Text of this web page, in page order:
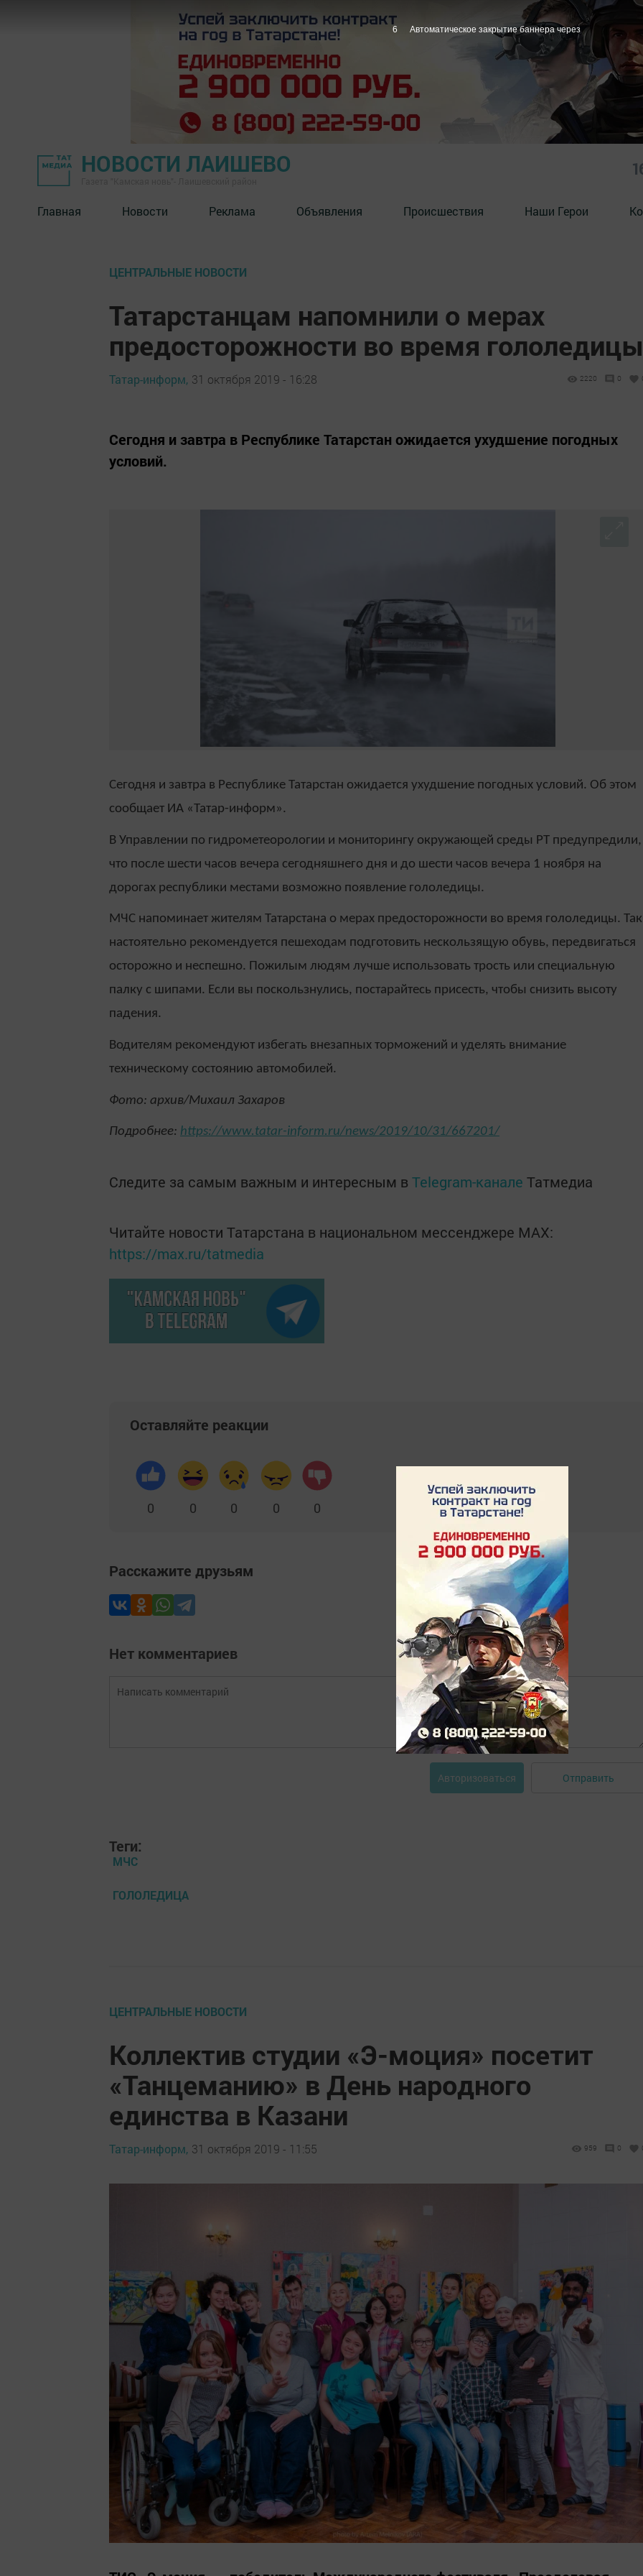
НОВОСТИ ЛАИШЕВО
Главная Новости Реклама Объявления Происшествия Наши Герои
ЦЕНТРАЛЬНЫЕ НОВОСТИ
Татарстанцам напомнили о мерах
предосторожности во время
Татар-информ, 31 октября 2019 - 16:28 2220 0
Сегодня и завтра в Республике Татарстан ожидается ухудшение погодных
условий.
Сегодня и завтра в Республике Татарстан ожидается ухудшение погодных условий. Об этом
сообщает ИА «Татар-информ».
В Управлении по гидрометеорологии и мониторингу окружающей среды РТ предупредили,
что после шести часов вечера сегодняшнего дня и до шести часов вечера 1 ноября на
дорогах республики местами возможно появление гололедицы.
МЧС напоминает жителям Татарстана о мерах предосторожности во время гололедицы.
настоятельно рекомендуется пешеходам подготовить нескользящую обувь, передвигаться
осторожно и неспешно. Пожилым людям лучше использовать трость или специальную
палку с шипами. Если вы поскользнулись, постарайтесь присесть, чтобы снизить высоту
падения.
Водителям рекомендуют избегать внезапных торможений и уделять внимание
техническому состоянию автомобилей.
Фото: архив/Михаил Захаров
Подробнее: https://www.tatar-inform.ru/news/2019/10/31/667201/
Следите за самым важным и интересным в Telegram-канале Татмедиа
Читайте новости Татарстана в национальном мессенджере MАХ:
https://max.ru/tatmedia
Оставляйте реакции
0 0 0 0 0
Расскажите друзьям
Нет комментариев
Авторизоваться Отправить
Теги:
МЧС
ГОЛОЛЕДИЦА
ЦЕНТРАЛЬНЫЕ НОВОСТИ
Коллектив студии «Э-моция» посетит
«Танцеманию» в День народного
единства в Казани
Татар-информ, 31 октября 2019 - 11:55 959 0
5 Автоматическое закрытие баннера через